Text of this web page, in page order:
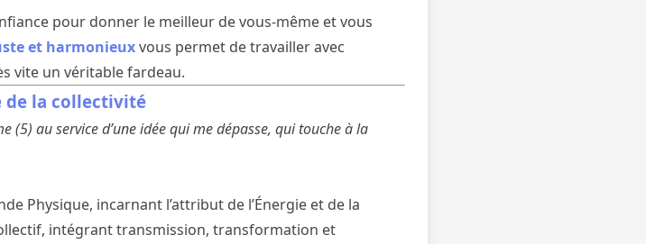
pour donner le meilleur de vous-même et vous
et harmonieuxvous permet de travailler avec
vite un véritable fardeau.
de la collectivité
au service d’une idée qui me dépasse, qui touche à la
Physique, incarnant l’attribut de l’Énergie et de la
intégrant transmission, transformation et